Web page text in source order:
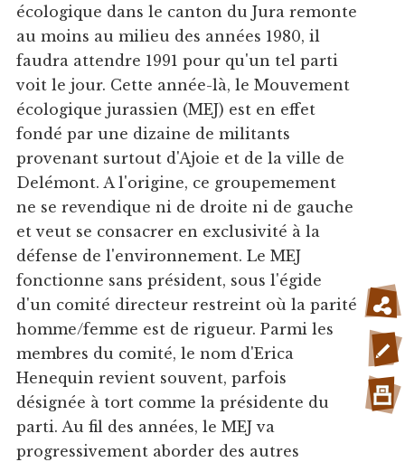
écologique dans le canton du Jura remonte
au moins au milieu des années 1980, il
faudra attendre 1991 pour qu'un tel parti
voit le jour. Cette année-là, le Mouvement
écologique jurassien (MEJ) est en effet
fondé par une dizaine de militants
provenant surtout d'Ajoie et de la ville de
Delémont. A l'origine, ce groupemement
ne se revendique ni de droite ni de gauche
et veut se consacrer en exclusivité à la
défense de l'environnement. Le MEJ
fonctionne sans président, sous l'égide
d'un comité directeur restreint où la parité
homme/femme est de rigueur. Parmi les
membres du comité, le nom d'Erica
Henequin revient souvent, parfois
désignée à tort comme la présidente du
parti. Au fil des années, le MEJ va
progressivement aborder des autres